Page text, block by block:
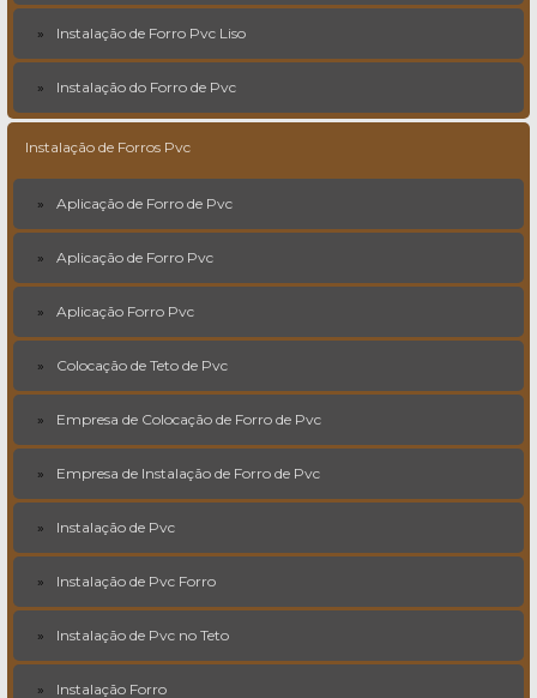
Instalação de Forro Pvc Liso
Instalação do Forro de Pvc
Instalação de Forros Pvc
Aplicação de Forro de Pvc
Aplicação de Forro Pvc
Aplicação Forro Pvc
Colocação de Teto de Pvc
Empresa de Colocação de Forro de Pvc
Empresa de Instalação de Forro de Pvc
Instalação de Pvc
Instalação de Pvc Forro
Instalação de Pvc no Teto
Instalação Forro